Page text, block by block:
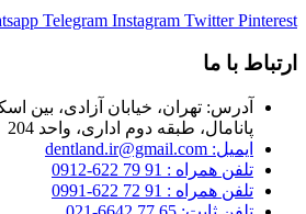
Telegram Instagram Twitter Pinterest
ارتباط با ما
آدرس: تهران، خیابان آزادی، بین
پانامال، طبقه دوم اداری، واحد 204
ایمیل: dentland.ir@gmail.com
تلفن همراه : 91 79 622-0912
تلفن همراه : 91 72 622-0991